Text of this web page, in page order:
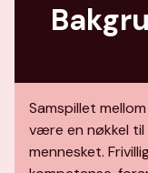
Samspillet
være en nøkkel til
mennesket.